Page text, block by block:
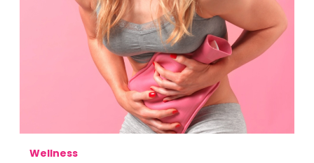
Wellness